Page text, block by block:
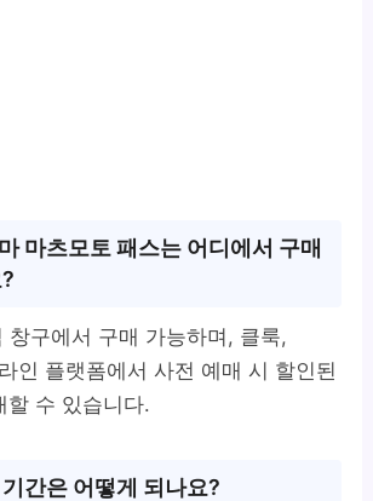
마츠모토 패스는 어디에서 구매
창구에서 구매 가능하며, 클룩,
인 플랫폼에서 사전 예매 시 할인된
할 수 있습니다.
간은 어떻게 되나요?